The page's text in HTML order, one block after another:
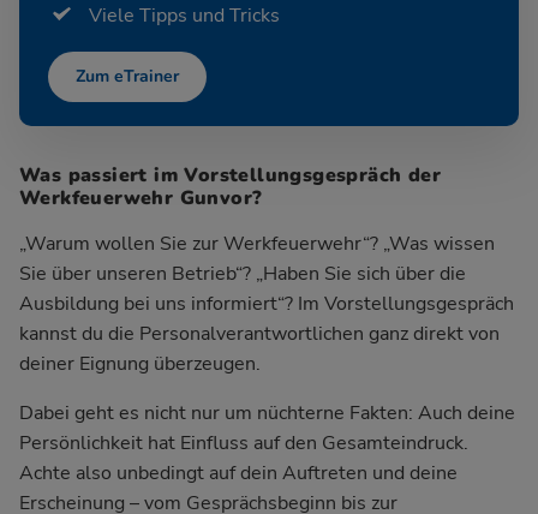
Viele Tipps und Tricks
Zum eTrainer
Was passiert im Vorstellungsgespräch der
Werkfeuerwehr Gunvor?
„Warum wollen Sie zur Werkfeuerwehr“? „Was wissen
Sie über unseren Betrieb“? „Haben Sie sich über die
Ausbildung bei uns informiert“? Im Vorstellungsgespräch
kannst du die Personalverantwortlichen ganz direkt von
deiner Eignung überzeugen.
Dabei geht es nicht nur um nüchterne Fakten: Auch deine
Persönlichkeit hat Einfluss auf den Gesamteindruck.
Achte also unbedingt auf dein Auftreten und deine
Erscheinung – vom Gesprächsbeginn bis zur